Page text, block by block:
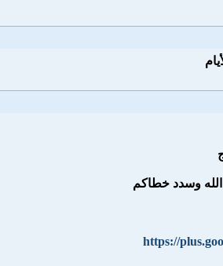
الله وسدد خطاكم
https://